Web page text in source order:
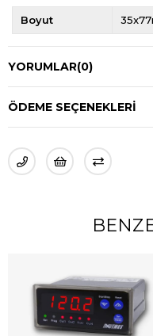
Boyut
YORUMLAR(0)
ÖDEME SEÇENEKLERI